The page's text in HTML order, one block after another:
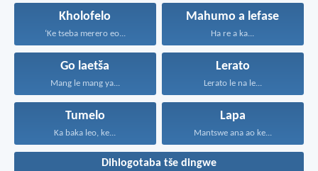
Kholofelo
‘Ke tseba merero eo...
Mahumo a lefase
Ha re a ka...
Go laetša
Mang le mang ya...
Lerato
Lerato le na le...
Tumelo
Ka baka leo, ke...
Lapa
Mantswe ana ao ke...
Dihlogotaba tše dingwe